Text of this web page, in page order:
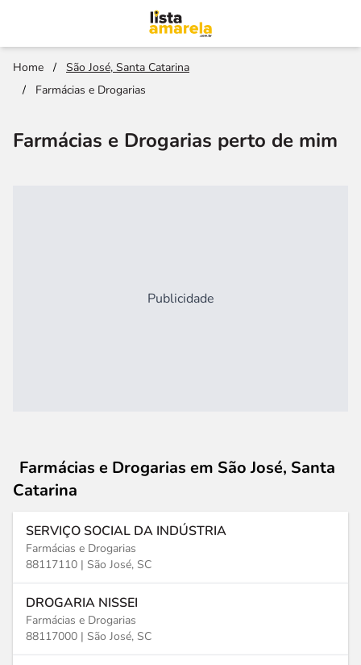
Home /
São José, Santa Catarina
/
Farmácias e Drogarias
Farmácias e Drogarias perto de mim
Publicidade
Farmácias e Drogarias em São José, Santa
Catarina
SERVIÇO SOCIAL DA INDÚSTRIA
Farmácias e Drogarias
88117110 | São José, SC
DROGARIA NISSEI
Farmácias e Drogarias
88117000 | São José, SC